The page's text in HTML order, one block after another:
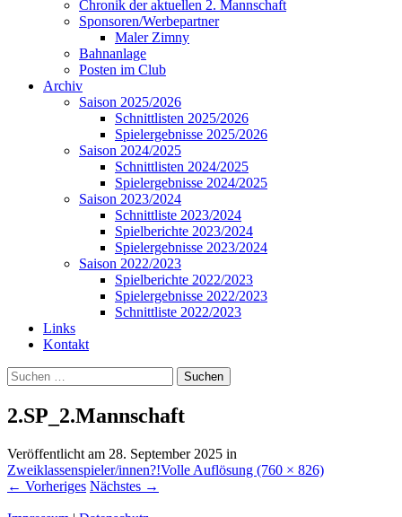
Chronik der aktuellen 2. Mannschaft
Sponsoren/Werbepartner
Maler Zimny
Bahnanlage
Posten im Club
Archiv
Saison 2025/2026
Schnittlisten 2025/2026
Spielergebnisse 2025/2026
Saison 2024/2025
Schnittlisten 2024/2025
Spielergebnisse 2024/2025
Saison 2023/2024
Schnittliste 2023/2024
Spielberichte 2023/2024
Spielergebnisse 2023/2024
Saison 2022/2023
Spielberichte 2022/2023
Spielergebnisse 2022/2023
Schnittliste 2022/2023
Links
Kontakt
Suchen
nach:
2.SP_2.Mannschaft
Veröffentlicht am 28. September 2025 in
Zweiklassenspieler/innen?!Volle Auflösung (760 × 826)
← Vorheriges Nächstes →